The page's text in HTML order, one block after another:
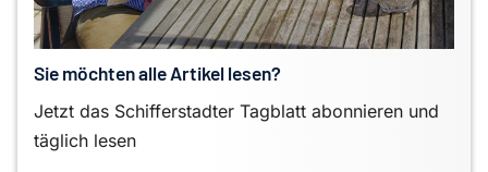
Sie möchten alle Artikel lesen?
Jetzt das Schifferstadter Tagblatt abonnieren und
täglich lesen